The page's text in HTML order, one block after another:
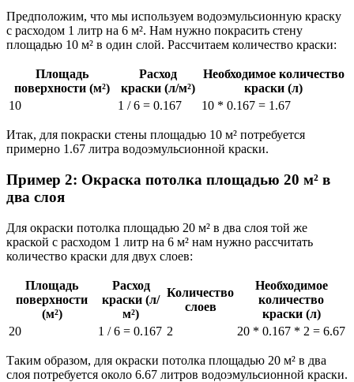
Предположим, что мы используем водоэмульсионную краску
с расходом 1 литр на 6 м². Нам нужно покрасить стену
площадью 10 м² в один слой. Рассчитаем количество краски:
Площадь
поверхности (м²)
Расход
краски (л/м²)
Необходимое количество
краски (л)
10
1 / 6 = 0.167 10 * 0.167 = 1.67
Итак, для покраски стены площадью 10 м² потребуется
примерно 1.67 литра водоэмульсионной краски.
Пример 2: Окраска потолка площадью 20 м² в
два слоя
Для окраски потолка площадью 20 м² в два слоя той же
краской с расходом 1 литр на 6 м² нам нужно рассчитать
количество краски для двух слоев:
Площадь
поверхности
(м²)
Расход
краски (л/
м²)
Количество
слоев
Необходимое
количество
краски (л)
20
1 / 6 = 0.167 2 20 * 0.167 * 2 = 6.67
Таким образом, для окраски потолка площадью 20 м² в два
слоя потребуется около 6.67 литров водоэмульсионной краски.